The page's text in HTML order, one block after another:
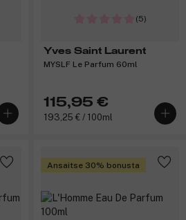
(5)
Yves Saint Laurent
MYSLF Le Parfum 60ml
115,95 €
193,25 € / 100ml
Ansaitse 30% bonusta